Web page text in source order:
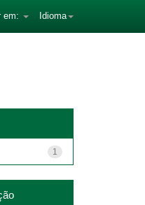
Idioma
em:
1